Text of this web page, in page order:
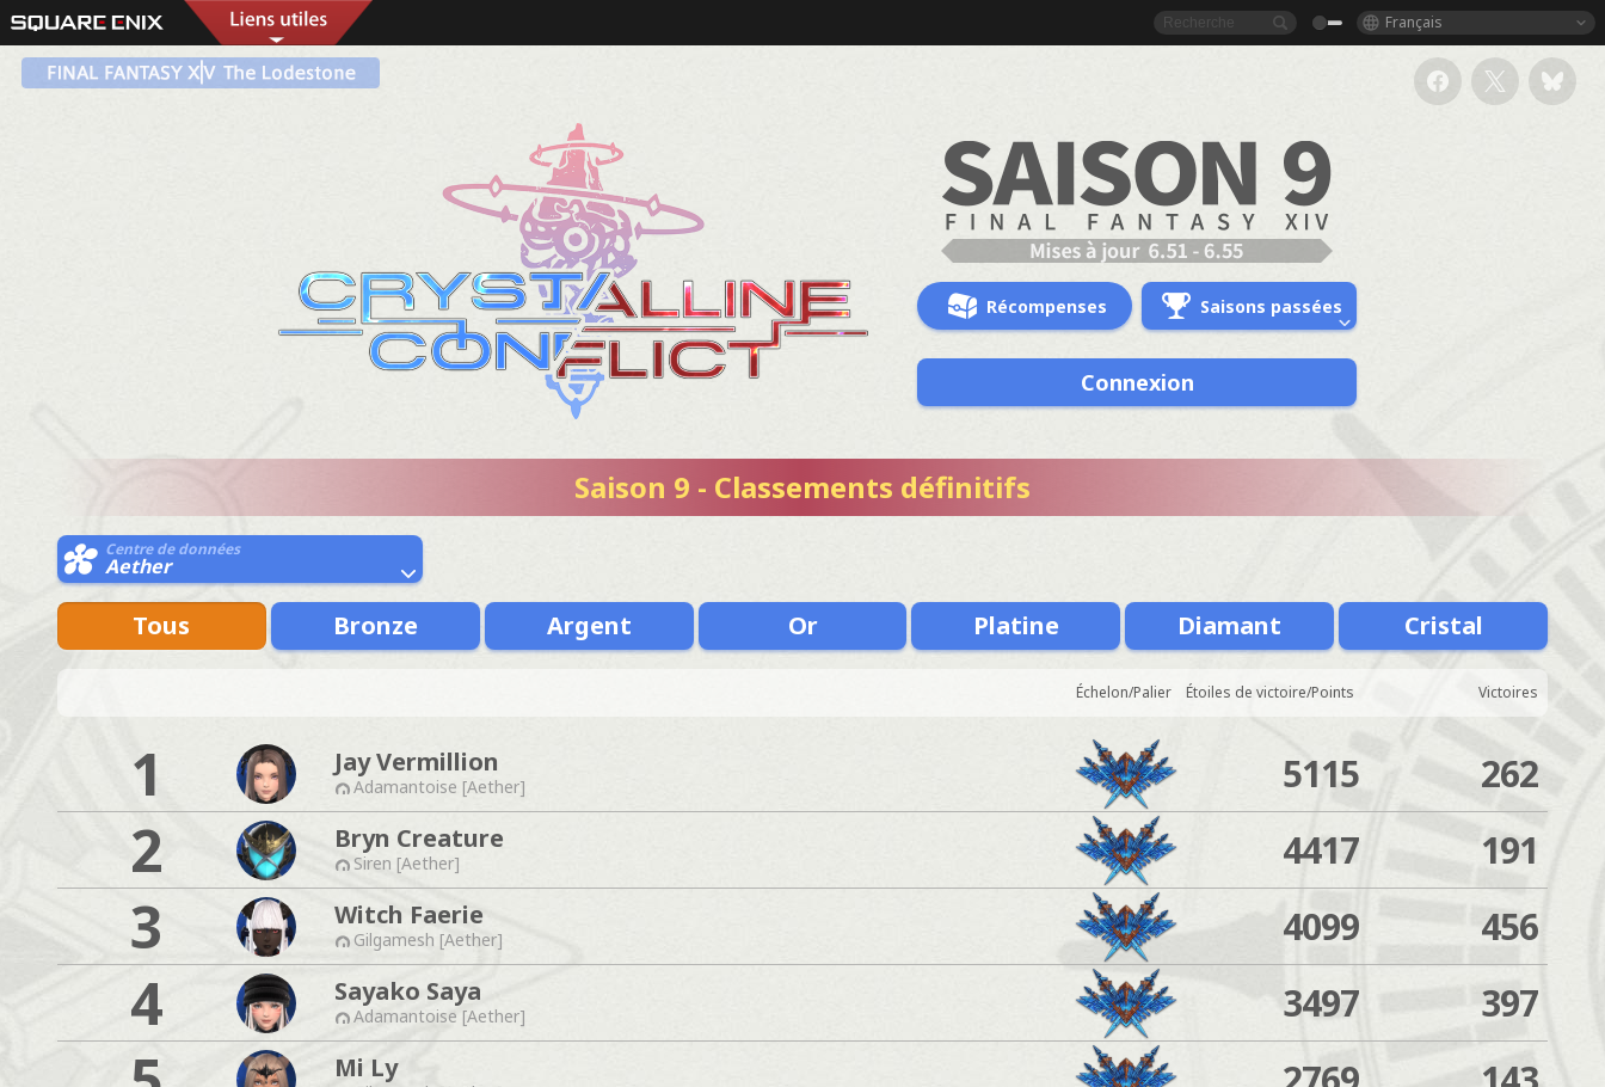
Français
Récompenses Saisons passées
Connexion
Saison 9 - Classements définitifs
Centre de données
Aether
Tous Bronze Argent Or Platine Diamant Cristal
Échelon/Palier Étoiles de victoire/Points Victoires
1 Jay Vermillion
Adamantoise [Aether] 5115 262
2 Bryn Creature
Siren [Aether] 4417 191
3 Witch Faerie
Gilgamesh [Aether] 4099 456
4 Sayako Saya
Adamantoise [Aether] 3497 397
Mi Ly